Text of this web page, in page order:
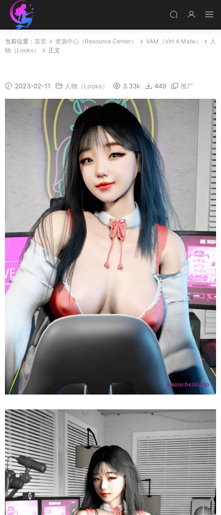
当前位置： 首页 资源中心（Resource Center） VAM（Virt A Mate）
人
物（Looks）
正文
2023-02-11 人物（Looks） 3.33k 449 推广